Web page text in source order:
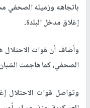
باتجاهه وزميله الصحفي
إغلاق مدخل البلدة.
وأضاف أن قوات الاحتلال
الصحفي، كما هاجمت الشبان
وتواصل قوات الاحتلال